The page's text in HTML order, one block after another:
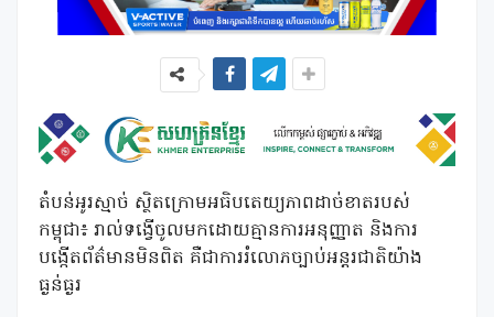
តំបន់អូរស្មាច់ ស្ថិតក្រោមអធិបតេយ្យភាពដាច់ខាតរបស់
កម្ពុជា៖ រាល់ទង្វើចូលមកដោយគ្មានការអនុញ្ញាត និងការ
បង្កើតព័ត៌មានមិនពិត គឺជាការរំលោភច្បាប់អន្តរជាតិយ៉ាង
ធ្ងន់ធ្ងរ